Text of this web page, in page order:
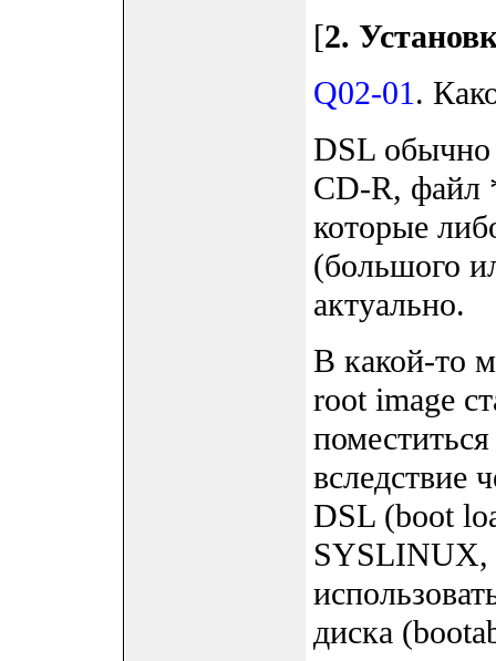
[2.
Q02-01.
DSL обычно
CD-R, файл
которые
(большого
актуально.
В какой-то
root image
вследствие
DSL (boot
SYSLINUX,
диска